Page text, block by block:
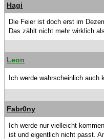
Hagi
Die Feier ist doch erst im
Das zählt nicht mehr wirklich
Leon
Ich werde wahrscheinlich auch
Fabr0ny
Ich werde nur vielleicht
ist und eigentlich nicht passt.